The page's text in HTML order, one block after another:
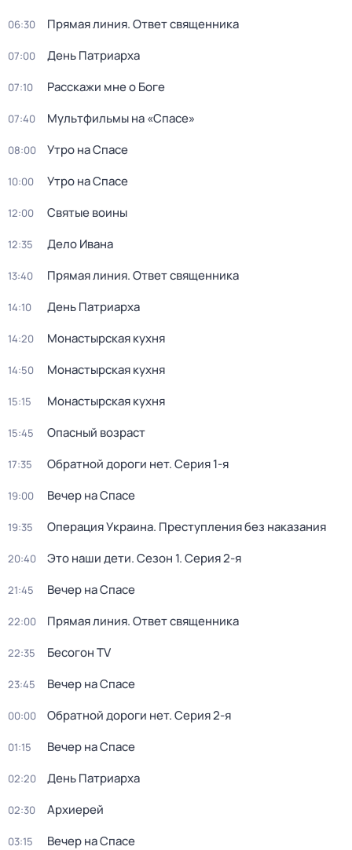
06:30 Прямая линия. Ответ священника
07:00 День Патриарха
07:10 Расскажи мне о Боге
07:40 Мультфильмы на «Спасе»
08:00 Утро на Спасе
10:00 Утро на Спасе
12:00 Святые воины
12:35 Дело Ивана
13:40 Прямая линия. Ответ священника
14:10 День Патриарха
14:20 Монастырская кухня
14:50 Монастырская кухня
15:15 Монастырская кухня
15:45 Опасный возраст
17:35 Обратной дороги нет. Серия 1-я
19:00 Вечер на Спасе
19:35 Операция Украина. Преступления без наказания
20:40 Это наши дети. Сезон 1. Серия 2-я
21:45 Вечер на Спасе
22:00 Прямая линия. Ответ священника
22:35 Бесогон TV
23:45 Вечер на Спасе
00:00 Обратной дороги нет. Серия 2-я
01:15 Вечер на Спасе
02:20 День Патриарха
02:30 Архиерей
03:15 Вечер на Спасе